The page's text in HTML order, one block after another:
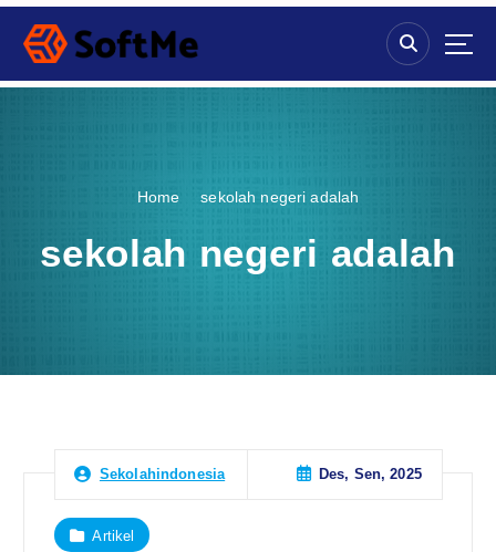
S
p
Home sekolah negeri adalah
sekolah negeri adalah
Sekolahindonesia Des, Sen, 2025
Artikel